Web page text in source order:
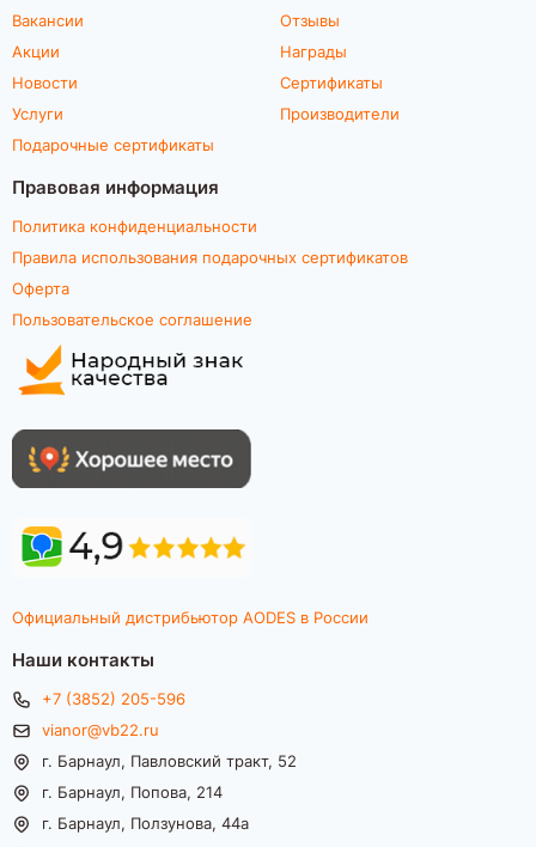
Вакансии
Акции
Новости
Услуги
Подарочные сертификаты
Отзывы
Награды
Сертификаты
Производители
Правовая информация
Политика конфиденциальности
Правила использования подарочных сертификатов
Оферта
Пользовательское соглашение
Официальный дистрибьютор AODES в России
Наши контакты
+7 (3852) 205-596
vianor@vb22.ru
г. Барнаул, Павловский тракт, 52
г. Барнаул, Попова, 214
г. Барнаул, Ползунова, 44а